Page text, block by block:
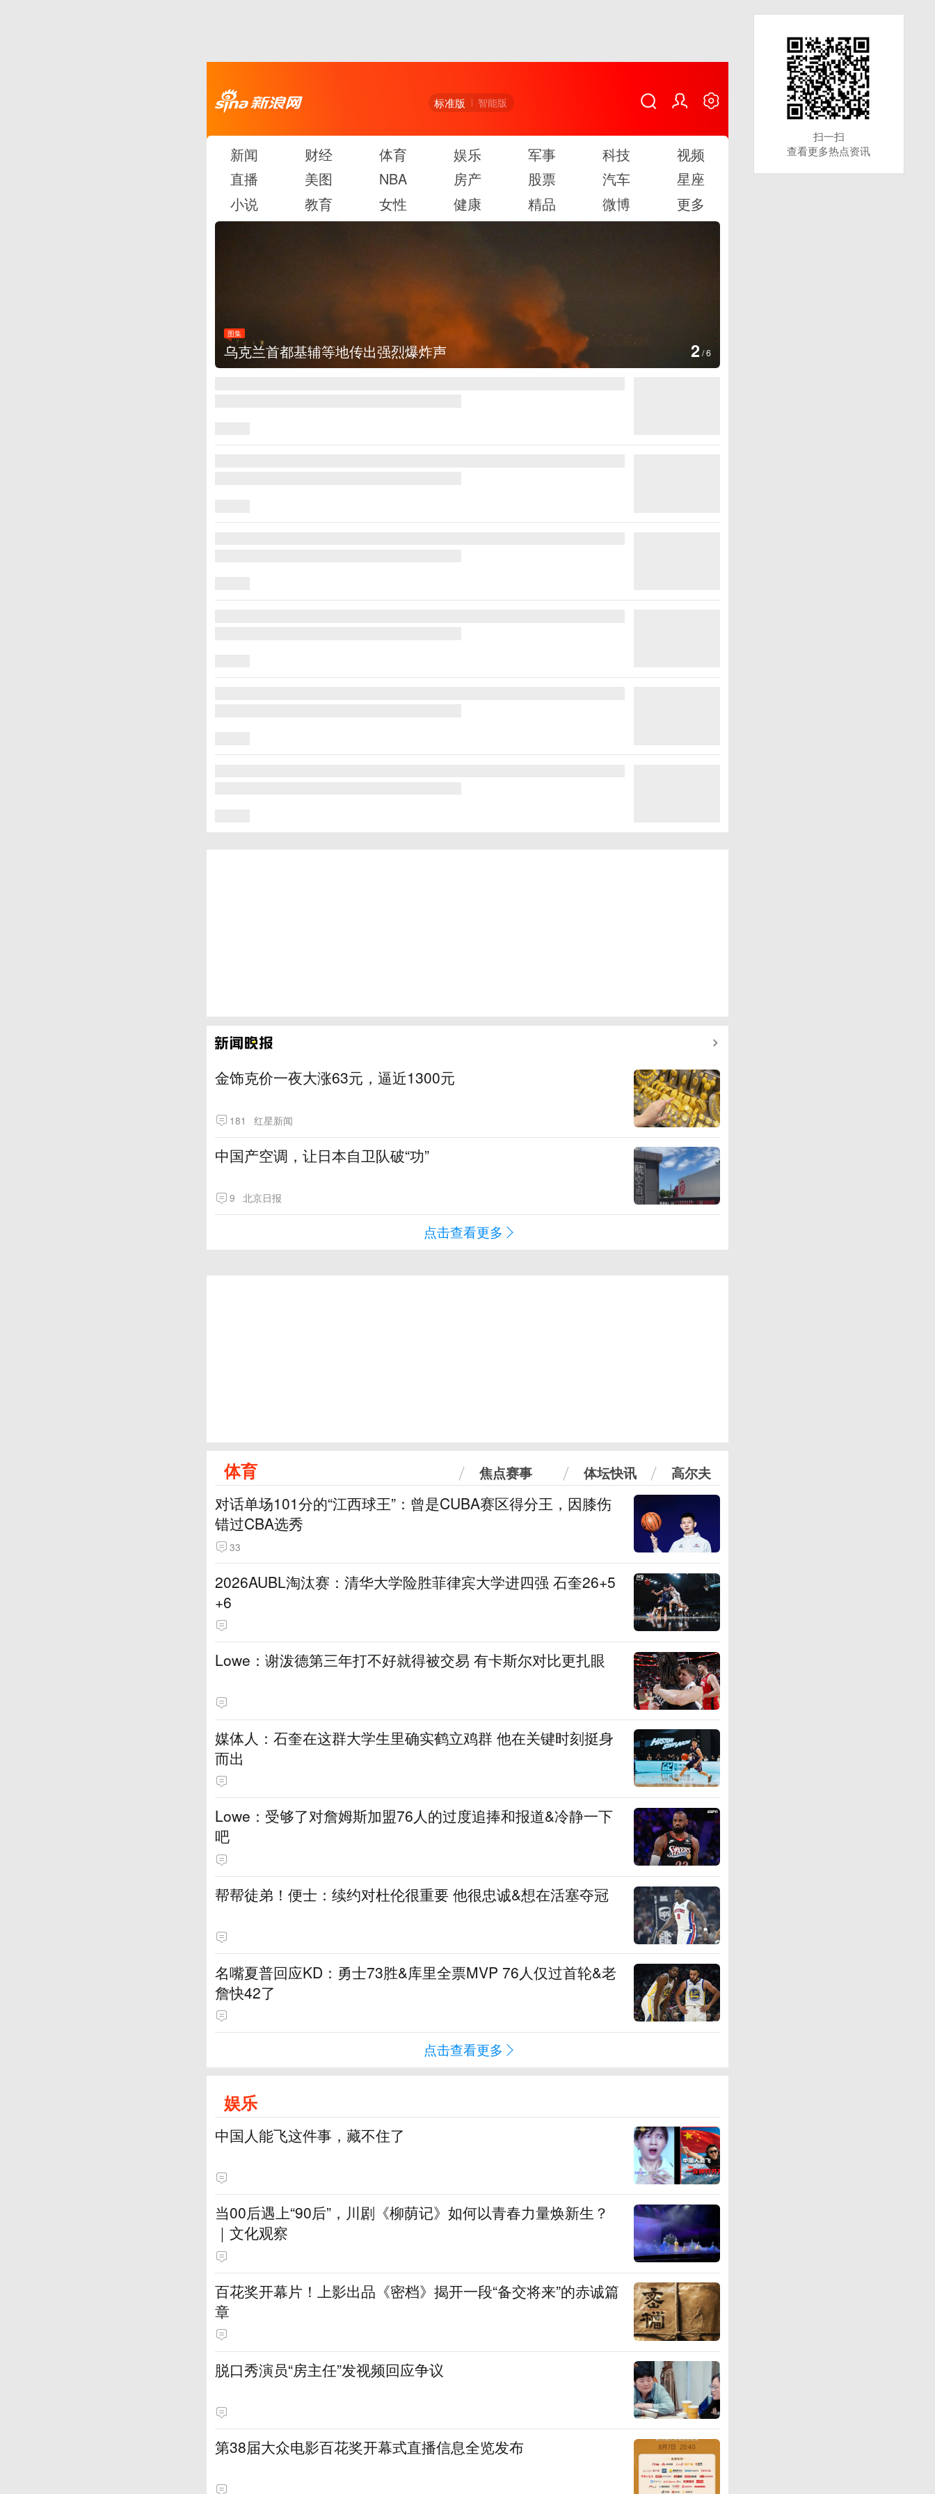
标准版 智能版
新闻 财经 体育 娱乐 军事 科技
视频
直播
美图 NBA 房产 股票 汽车
星座
小说
教育 女性 健康 精品 微博 更多
图集
乌克兰首都基辅等地传出强烈爆炸声 2 /6
金饰克价一夜大涨63元，逼近1300元
181 红星新闻
中国产空调，让日本自卫队破“功”
9 北京日报
点击查看更多
体育 焦点赛事 体坛快讯 高尔夫
对话单场101分的“江西球王”：曾是CUBA赛区得分王，因膝伤
错过CBA选秀
33
2026AUBL淘汰赛：清华大学险胜菲律宾大学进四强 石奎26+5
+6
Lowe：谢泼德第三年打不好就得被交易 有卡斯尔对比更扎眼
媒体人：石奎在这群大学生里确实鹤立鸡群 他在关键时刻挺身
而出
Lowe：受够了对詹姆斯加盟76人的过度追捧和报道&冷静一下
吧
帮帮徒弟！便士：续约对杜伦很重要 他很忠诚&想在活塞夺冠
名嘴夏普回应KD：勇士73胜&库里全票MVP 76人仅过首轮&老
詹快42了
点击查看更多
娱乐
中国人能飞这件事，藏不住了
当00后遇上“90后”，川剧《柳荫记》如何以青春力量焕新生？
｜文化观察
百花奖开幕片！上影出品《密档》揭开一段“备交将来”的赤诚篇
章
脱口秀演员“房主任”发视频回应争议
第38届大众电影百花奖开幕式直播信息全览发布
扫一扫
查看更多热点资讯
扫一扫
查看更多热点资讯